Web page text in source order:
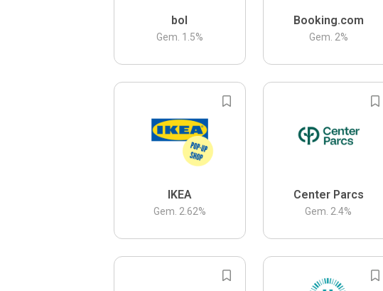
bol
Gem. 1.5%
Booking.com
Gem. 2%
IKEA
Gem. 2.62%
Center Parcs
Gem. 2.4%